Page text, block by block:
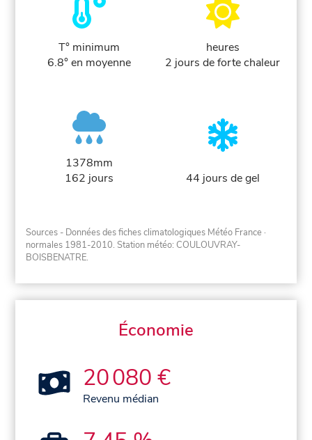
T° minimum
6.8° en moyenne
heures
2 jours de forte chaleur
1378mm
162 jours
44 jours de gel
Sources - Données des fiches climatologiques Météo France ·
normales 1981-2010. Station météo: COULOUVRAY-
BOISBENATRE.
Économie
20 080 €
Revenu médian